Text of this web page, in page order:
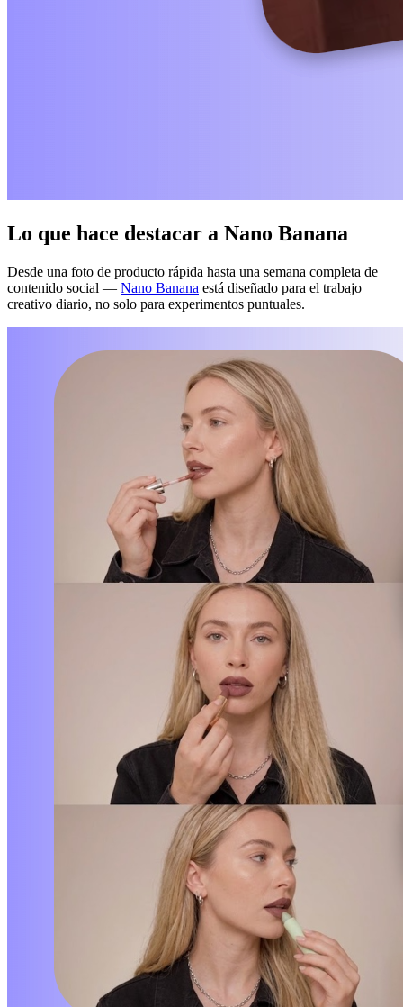
Lo que hace destacar a Nano Banana
Desde una foto de producto rápida hasta una semana completa de
contenido social — Nano Banana está diseñado para el trabajo
creativo diario, no solo para experimentos puntuales.